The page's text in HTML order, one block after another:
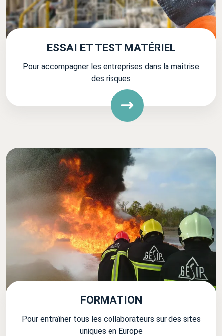
ESSAI ET TEST MATÉRIEL
Pour accompagner les entreprises dans la maîtrise
des risques
FORMATION
Pour entraîner tous les collaborateurs sur des sites
uniques en Europe